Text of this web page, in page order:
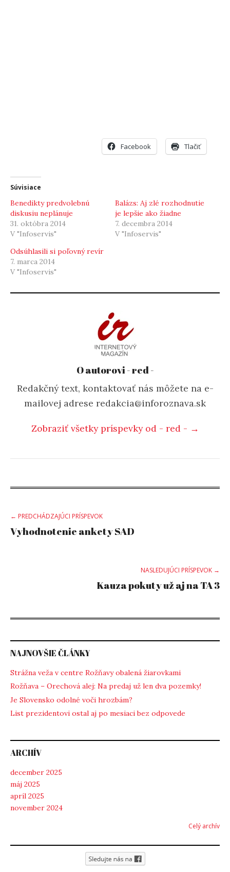
Facebook Tlačiť
Súvisiace
Benedikty predvolebnú
diskusiu neplánuje
31. októbra 2014
V "Infoservis"
Balázs: Aj zlé rozhodnutie
je lepšie ako žiadne
7. decembra 2014
V "Infoservis"
Odsúhlasili si poľovný revír
7. marca 2014
V "Infoservis"
O autorovi - red -
Redakčný text, kontaktovať nás môžete na e-
mailovej adrese redakcia@inforoznava.sk
Zobraziť všetky príspevky od - red - →
Post
← PREDCHÁDZAJÚCI PRÍSPEVOK
Vyhodnotenie ankety SAD
NASLEDUJÚCI PRÍSPEVOK →
Kauza pokuty už aj na TA 3
NAJNOVŠIE ČLÁNKY
Strážna veža v centre Rožňavy obalená žiarovkami
Rožňava – Orechová alej: Na predaj už len dva pozemky!
Je Slovensko odolné voči hrozbám?
List prezidentovi ostal aj po mesiaci bez odpovede
ARCHÍV
december 2025
máj 2025
apríl 2025
november 2024
Celý archív